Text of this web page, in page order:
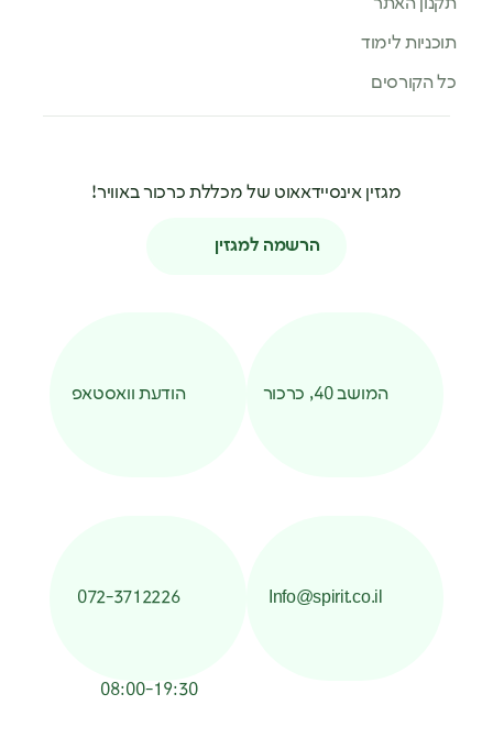
תקנון האתר
תוכניות לימוד
כל הקורסים
מגזין אינסיידאאוט של מכללת כרכור באוויר!
הרשמה למגזין
המושב 40, כרכור הודעת וואסטאפ
Info@spirit.co.il
072-3712226
08:00-19:30